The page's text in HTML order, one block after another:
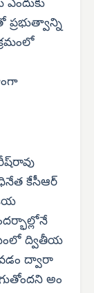
ఎందుకు
కేసీఆర్
ద్వితీయ
ద్వారా
అం